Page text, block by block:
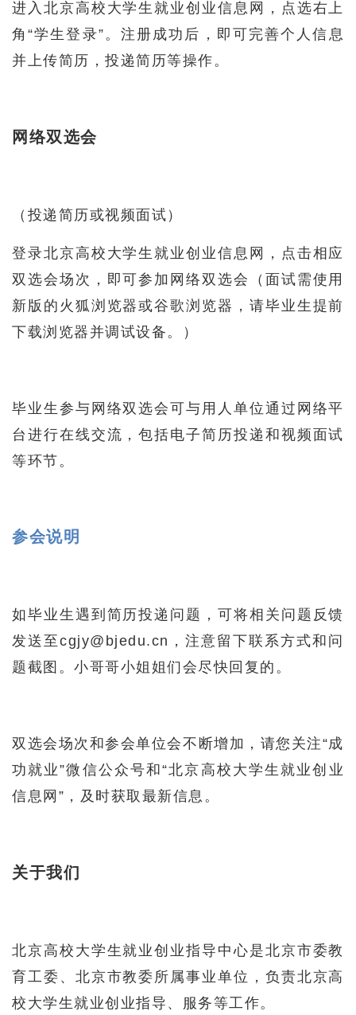
进入北京高校大学生就业创业信息网，点选右上
角“学生登录”。注册成功后，即可完善个人信息
并上传简历，投递简历等操作。
网络双选会
（投递简历或视频面试）
登录北京高校大学生就业创业信息网，点击相应
双选会场次，即可参加网络双选会（面试需使用
新版的火狐浏览器或谷歌浏览器，请毕业生提前
下载浏览器并调试设备。）
毕业生参与网络双选会可与用人单位通过网络平
台进行在线交流，包括电子简历投递和视频面试
等环节。
参会说明
如毕业生遇到简历投递问题，可将相关问题反馈
发送至cgjy@bjedu.cn，注意留下联系方式和问
题截图。小哥哥小姐姐们会尽快回复的。
双选会场次和参会单位会不断增加，请您关注“成
功就业”微信公众号和“北京高校大学生就业创业
信息网”，及时获取最新信息。
关于我们
北京高校大学生就业创业指导中心是北京市委教
育工委、北京市教委所属事业单位，负责北京高
校大学生就业创业指导、服务等工作。